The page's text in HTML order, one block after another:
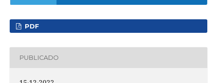
PDF
PUBLICADO